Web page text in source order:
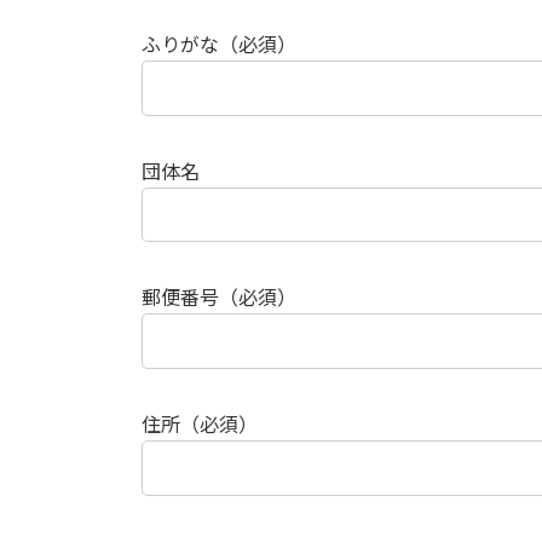
ふりがな（必須）
団体名
郵便番号（必須）
住所（必須）